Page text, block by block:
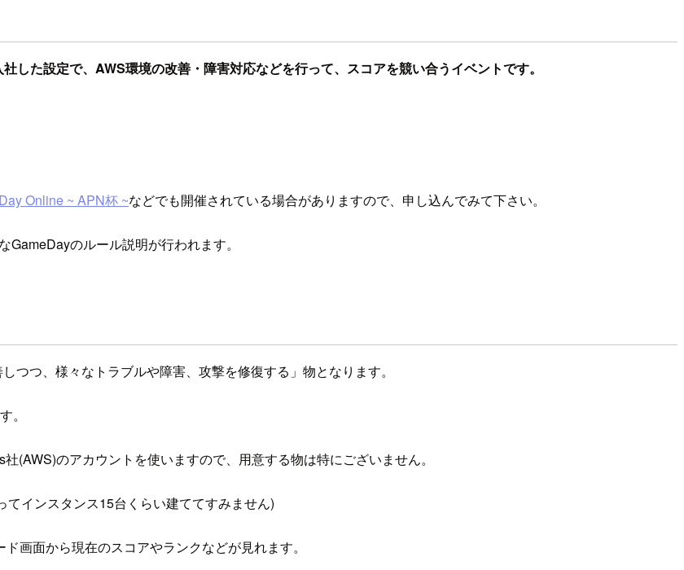
た設定で、AWS環境の改善・障害対応などを行って、スコアを競い合うイベントです。
Online ~ APN杯 ~などでも開催されている場合がありますので、申し込んでみて下さい。
のルール説明が行われます。
つ、様々なトラブルや障害、攻撃を修復する」物となります。
。
(AWS)のアカウントを使いますので、用意する物は特にございません。
インスタンス15台くらい建ててすみません)
画面から現在のスコアやランクなどが見れます。